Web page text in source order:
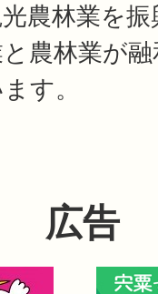
農林業を
農林業が
す。
広告